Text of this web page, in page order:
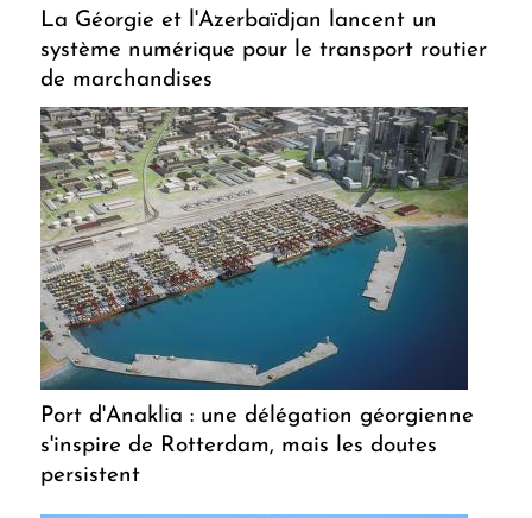
La Géorgie et l'Azerbaïdjan lancent un
système numérique pour le transport routier
de marchandises
Port d'Anaklia : une délégation géorgienne
s'inspire de Rotterdam, mais les doutes
persistent